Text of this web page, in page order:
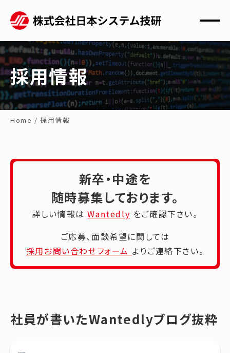
採用情報
Home /採用情報
新卒・中途を
随時募集しております。
詳しい情報はWantedly をご確認下さい。
ご応募、面談希望に関しては
採用お問い合わせフォーム よりご連絡下さい。
社員が書いたWantedlyブログ抜粋